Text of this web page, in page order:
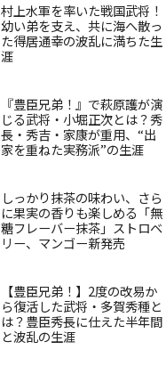
村上水軍を率いた戦国武将！
幼い弟を支え、共に海へ散っ
た得居通幸の波乱に満ちた生
涯
『豊臣兄弟！』で萩原護が演
じる武将・小堀正次とは？秀
長・秀吉・家康が重用、“出
家を重ねた実務派”の生涯
しっかり抹茶の味わい、さら
に果実の香りも楽しめる「無
糖フレーバー抹茶」ストロベ
リー、マンゴー新発売
【豊臣兄弟！】2度の改易か
ら復活した武将・多賀秀種と
は？豊臣秀長に仕えた半年間
と波乱の生涯